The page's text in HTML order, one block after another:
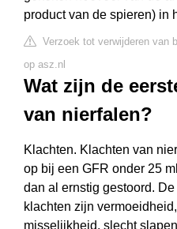
product van de spieren) in
Verzoek tot verwijderen van
op asz.nl
Wat zijn de
van nierfalen?
Klachten. Klachten van
op bij een GFR onder 25
dan al ernstig gestoord.
klachten zijn
misselijkheid, slecht